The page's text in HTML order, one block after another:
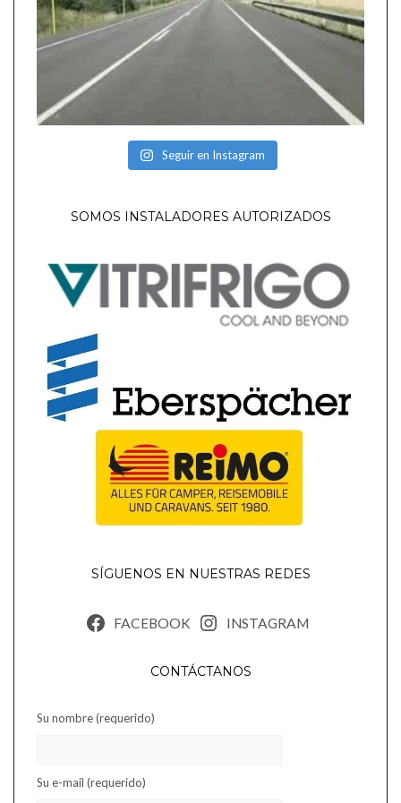
Seguir en Instagram
SOMOS INSTALADORES AUTORIZADOS
SÍGUENOS EN NUESTRAS REDES
FACEBOOK INSTAGRAM
CONTÁCTANOS
Su nombre (requerido)
Su e-mail (requerido)